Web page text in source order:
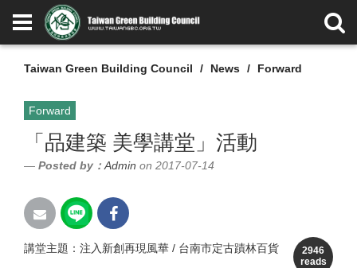
Taiwan Green Building Council News Forward
Forward
「品建築 美學講堂」活動
Posted by： Admin on 2017-07-14
2946
reads
講堂主題：注入新創再現風華 / 台南市定古蹟林百貨